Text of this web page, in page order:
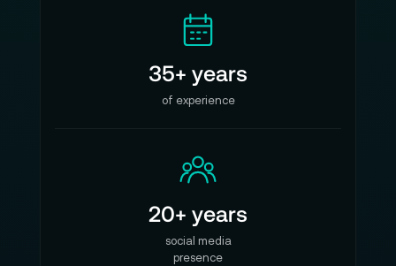
35+ years
of experience
20+ years
social media
presence